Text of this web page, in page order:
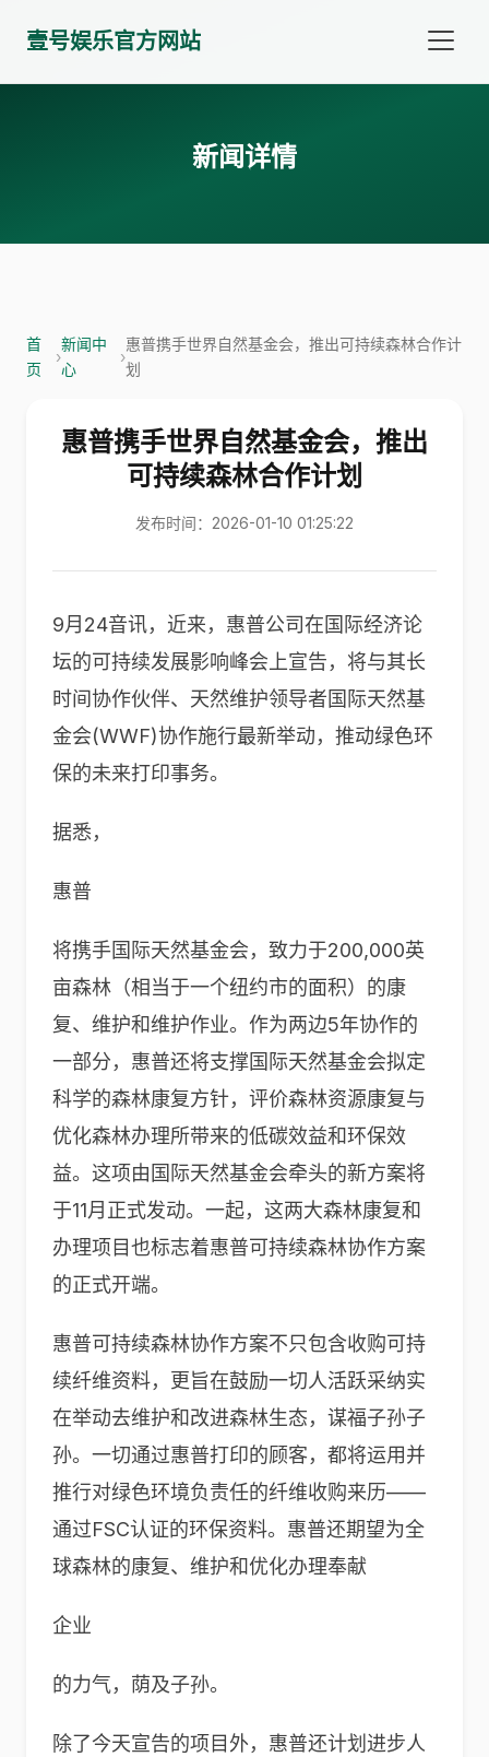
壹号娱乐官方网站
新闻详情
首
页
›
新闻中
心
›
惠普携手世界自然基金会，推出可持续森林合作计
划
惠普携手世界自然基金会，推出
可持续森林合作计划
发布时间：2026-01-10 01:25:22
9月24音讯，近来，惠普公司在国际经济论
坛的可持续发展影响峰会上宣告，将与其长
时间协作伙伴、天然维护领导者国际天然基
金会(WWF)协作施行最新举动，推动绿色环
保的未来打印事务。
据悉，
惠普
将携手国际天然基金会，致力于200,000英
亩森林（相当于一个纽约市的面积）的康
复、维护和维护作业。作为两边5年协作的
一部分，惠普还将支撑国际天然基金会拟定
科学的森林康复方针，评价森林资源康复与
优化森林办理所带来的低碳效益和环保效
益。这项由国际天然基金会牵头的新方案将
于11月正式发动。一起，这两大森林康复和
办理项目也标志着惠普可持续森林协作方案
的正式开端。
惠普可持续森林协作方案不只包含收购可持
续纤维资料，更旨在鼓励一切人活跃采纳实
在举动去维护和改进森林生态，谋福子孙子
孙。一切通过惠普打印的顾客，都将运用并
推行对绿色环境负责任的纤维收购来历——
通过FSC认证的环保资料。惠普还期望为全
球森林的康复、维护和优化办理奉献
企业
的力气，荫及子孙。
除了今天宣告的项目外，惠普还计划进步人